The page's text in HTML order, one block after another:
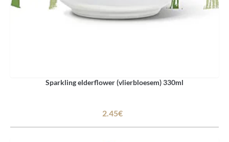
Sparkling elderflower (vlierbloesem) 330ml
2.45€